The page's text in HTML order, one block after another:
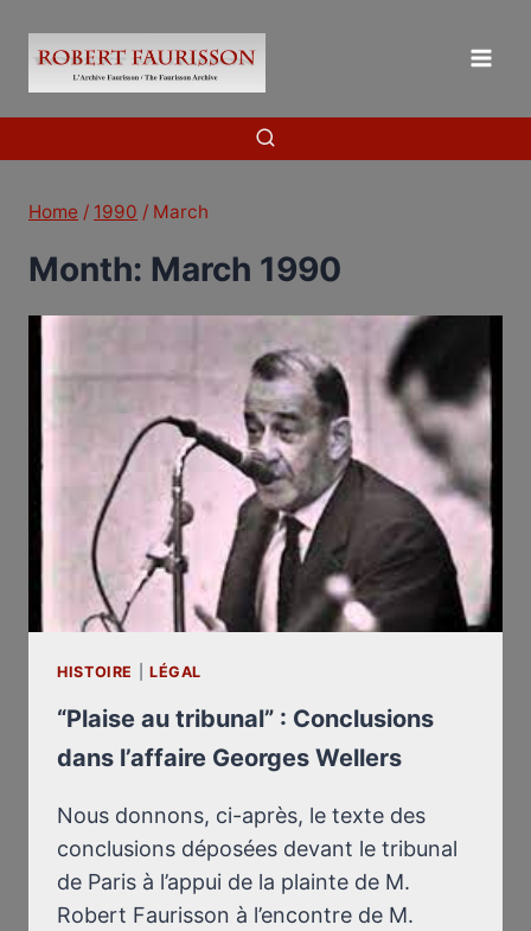
content
Home / 1990 / March
Month: March 1990
HISTOIRE LÉGAL
“Plaise au tribunal” : Conclusions
dans l’affaire Georges Wellers
Nous donnons, ci-après, le texte des
conclusions déposées devant le tribunal
de Paris à l’appui de la plainte de M.
Robert Faurisson à l’encontre de M.